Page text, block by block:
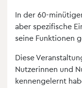
In der 60-
aber spezifische
seine Funktionen
Diese
Nutzerinnen und
kennengelernt